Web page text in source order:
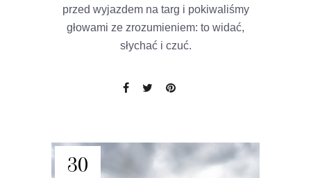
przed wyjazdem na targ i pokiwaliśmy
głowami ze zrozumieniem: to widać,
słychać i czuć.
30